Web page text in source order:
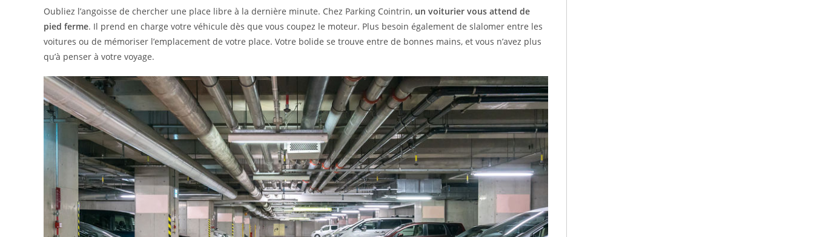
Oubliez l’angoisse de chercher une place libre à la dernière minute. Chez Parking Cointrin, un voiturier vous attend de
pied ferme. Il prend en charge votre véhicule dès que vous coupez le moteur. Plus besoin également de slalomer entre les
voitures ou de mémoriser l’emplacement de votre place. Votre bolide se trouve entre de bonnes mains, et vous n’avez plus
qu’à penser à votre voyage.